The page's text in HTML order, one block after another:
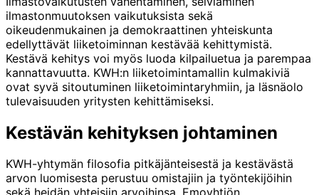
ilmastonmuutoksen vaikutuksista sekä
oikeudenmukainen ja demokraattinen yhteiskunta
edellyttävät liiketoiminnan kestävää kehittymistä.
Kestävä kehitys voi myös luoda kilpailuetua ja parempaa
kannattavuutta. KWH:n liiketoimintamallin kulmakiviä
ovat syvä sitoutuminen liiketoimintaryhmiin, ja läsnäolo
tulevaisuuden yritysten kehittämiseksi.
Kestävän kehityksen johtaminen
KWH-yhtymän filosofia pitkäjänteisestä ja kestävästä
arvon luomisesta perustuu omistajiin ja työntekijöihin